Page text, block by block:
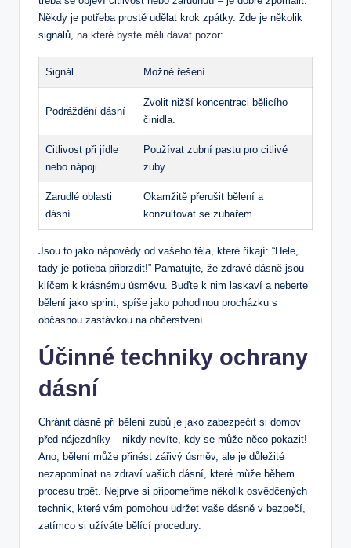
Někdy je potřeba prostě udělat krok zpátky. Zde je několik
signálů, na které byste měli dávat pozor:
Signál Možné řešení
Podráždění dásní
Zvolit nižší koncentraci bělicího
činidla.
Citlivost při jídle
nebo nápoji
Používat zubní pastu pro citlivé
zuby.
Zarudlé oblasti
dásní
Okamžitě přerušit bělení a
konzultovat se zubařem.
Jsou to jako nápovědy od vašeho těla, které říkají: “Hele,
tady je potřeba přibrzdit!” Pamatujte, že zdravé dásně jsou
klíčem k krásnému úsměvu. Buďte k nim laskaví a neberte
bělení jako sprint, spíše jako pohodlnou procházku s
občasnou zastávkou na občerstvení.
Účinné techniky ochrany
dásní
Chránit dásně při bělení zubů je jako zabezpečit si domov
před nájezdníky – nikdy nevíte, kdy se může něco pokazit!
Ano, bělení může přinést zářivý úsměv, ale je důležité
nezapomínat na zdraví vašich dásní, které může během
procesu trpět. Nejprve si připomeňme několik osvědčených
technik, které vám pomohou udržet vaše dásně v bezpečí,
zatímco si užíváte bělící procedury.